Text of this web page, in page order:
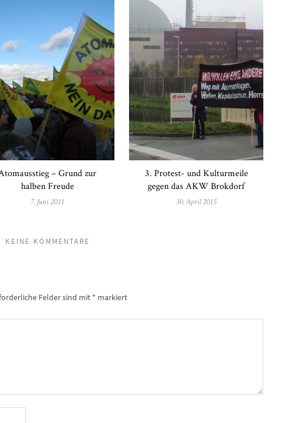
– Grund zur
halben Freude
7. Juni 2011
3. Protest- und Kulturmeile
gegen das AKW Brokdorf
30. April 2015
KEINE KOMMENTARE
Felder sind mit * markiert